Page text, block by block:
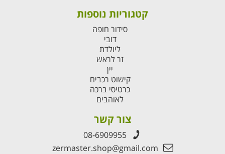
קטגוריות נוספות
סידור חופה
דובי
ליולדת
זר לראש
יין
קישוט רכבים
כרטיסי ברכה
לאוהבים
צור קשר
08-6909955
zermaster.shop@gmail.com